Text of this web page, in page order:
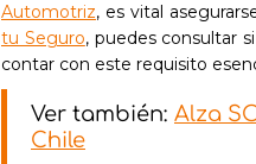
Automotriz, es vital
tu Seguro, puedes consultar
contar con este requisito
Ver también: Alza
Chile